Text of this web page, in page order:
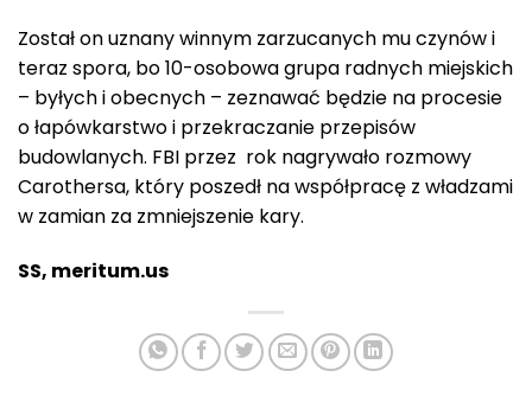
Został on uznany winnym zarzucanych mu czynów i
teraz spora, bo 10-osobowa grupa radnych miejskich
– byłych i obecnych – zeznawać będzie na procesie
o łapówkarstwo i przekraczanie przepisów
budowlanych. FBI przez rok nagrywało rozmowy
Carothersa, który poszedł na współpracę z władzami
w zamian za zmniejszenie kary.
SS, meritum.us